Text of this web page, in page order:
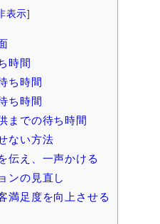
表示]
時間
ち時間
ち時間
までの待ち時間
ない方法
え、一声かける
ンの見直し
満足度を向上させる